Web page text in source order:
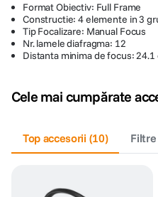
Format Obiectiv: Full Frame
Constructie: 4 elemente in 3
Tip Focalizare: Manual Focus
Nr. lamele diafragma: 12
Distanta minima de focus: 24.1
Cele mai cumpărate
Top accesorii (10)